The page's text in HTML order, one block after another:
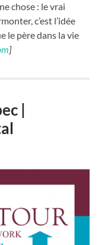
chose : le vrai
c’est l’idée
le père dans la vie
]
|